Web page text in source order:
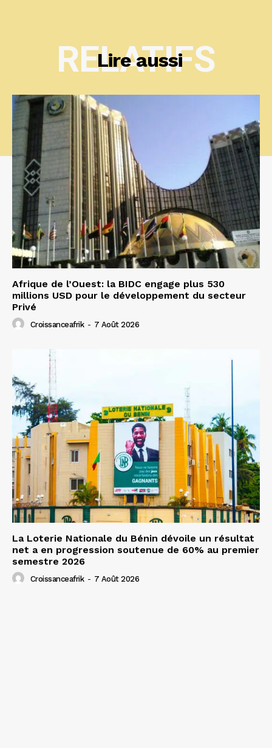
Lire aussi
RELATIFS
Afrique de l’Ouest: la BIDC engage plus 530
millions USD pour le développement du secteur
Privé
Croissanceafrik - 7 Août 2026
La Loterie Nationale du Bénin dévoile un résultat
net a en progression soutenue de 60% au premier
semestre 2026
Croissanceafrik - 7 Août 2026